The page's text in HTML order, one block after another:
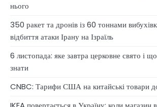
нього
350 ракет та дронів із 60 тоннами
відбиття атаки Ірану на Ізраїль
6 листопада: яке завтра церковне свято і
знати
CNBC: Тарифи США на китайські товари